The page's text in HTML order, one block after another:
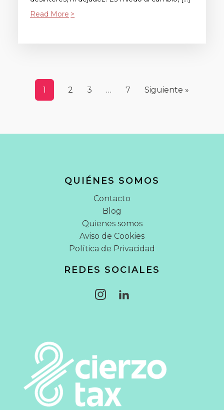
Read More
1 2 3 … 7 Siguiente »
QUIÉNES SOMOS
Contacto
Blog
Quienes somos
Aviso de Cookies
Política de Privacidad
REDES SOCIALES